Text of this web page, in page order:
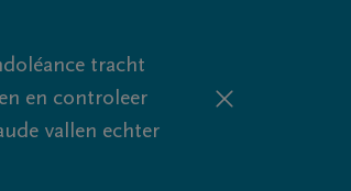
tracht
en controleer
vallen echter